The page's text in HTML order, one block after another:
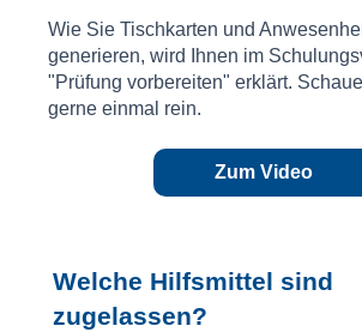
Wie Sie Tischkarten und
generieren, wird Ihnen im
"Prüfung vorbereiten" erklärt.
gerne einmal rein.
Zum Video
Welche Hilfsmittel sind
zugelassen?